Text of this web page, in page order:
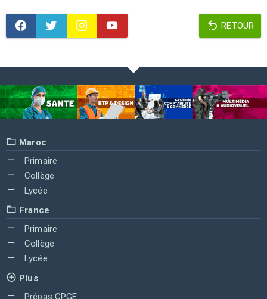
RETOUR
Maroc
Primaire
Collège
Lycée
France
Primaire
Collège
Lycée
Plus
Prépas CPGE